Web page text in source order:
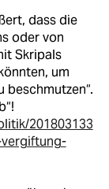
dass die
oder von
Skripals
um
beschmutzen“.
201803133